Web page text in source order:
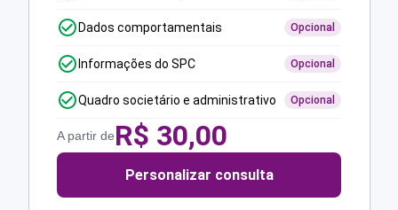
Dados comportamentais Opcional
Informações do SPC Opcional
Quadro societário e administrativo Opcional
A partir deR$ 30,00
Personalizar consulta